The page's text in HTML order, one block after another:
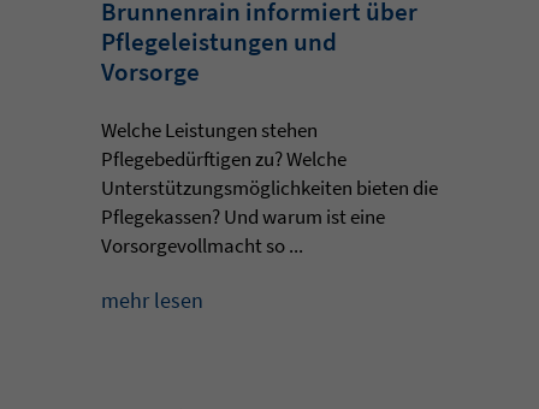
Brunnenrain informiert über
Pflegeleistungen und
Vorsorge
Welche Leistungen stehen
Pflegebedürftigen zu? Welche
Unterstützungsmöglichkeiten bieten die
Pflegekassen? Und warum ist eine
Vorsorgevollmacht so ...
mehr lesen